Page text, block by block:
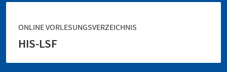
ONLINE VORLESUNGSVERZEICHNIS
HIS-LSF